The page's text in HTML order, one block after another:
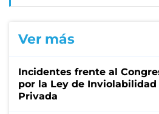
Ver más
Incidentes frente al
por la Ley de
Privada